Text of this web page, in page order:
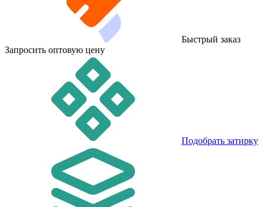
Быстрый заказ
Запросить оптовую цену
Подобрать затирку